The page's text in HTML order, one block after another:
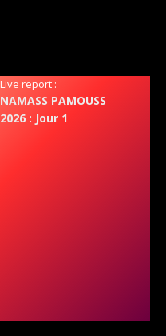
Live report :
NAMASS PAMOUSS
2026 : Jour 1